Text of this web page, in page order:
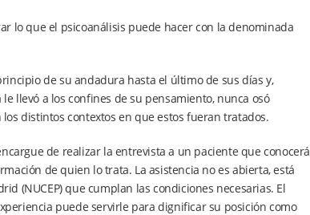
lo que el psicoanálisis puede hacer con la denominada
de su andadura hasta el último de sus días y,
llevó a los confines de su pensamiento, nunca osó
distintos contextos en que estos fueran tratados.
de realizar la entrevista a un paciente que conocerá
de quien lo trata. La asistencia no es abierta, está
(NUCEP) que cumplan las condiciones necesarias. El
puede servirle para dignificar su posición como